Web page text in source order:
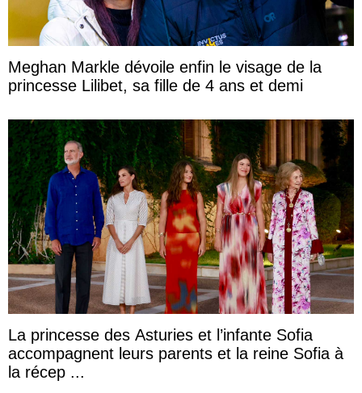
Meghan Markle dévoile enfin le visage de la
princesse Lilibet, sa fille de 4 ans et demi
La princesse des Asturies et l’infante Sofia
accompagnent leurs parents et la reine Sofia à
la récep ...